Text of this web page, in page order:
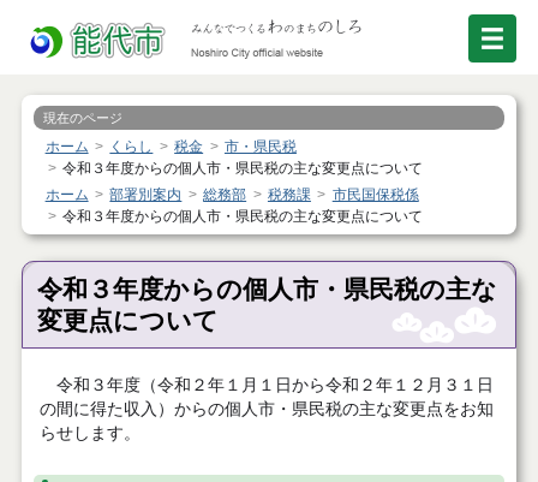
現在のページ
ホーム くらし 税金
市・県民税
令和３年度からの個人市・県民税の主な変更点について
ホーム
部署別案内 総務部 税務課
市民国保税係
令和３年度からの個人市・県民税の主な変更点について
令和３年度からの個人市・県民税の主な
変更点について
令和３年度（令和２年１月１日から令和２年１２月３１日
の間に得た収入）からの個人市・県民税の主な変更点をお知
らせします。